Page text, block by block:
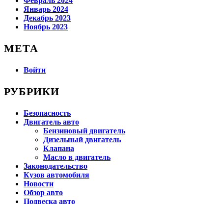
Январь 2024
Декабрь 2023
Ноябрь 2023
МЕТА
Войти
РУБРИКИ
Безопасность
Двигатель авто
Бензиновый двигатель
Дизельный двигатель
Клапана
Масло в двигатель
Законодательство
Кузов автомобиля
Новости
Обзор авто
Подвеска авто